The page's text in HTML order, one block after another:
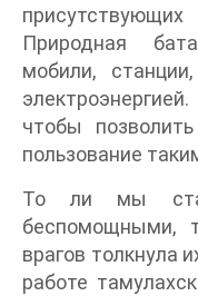
Природная
мобили,
чтобы
пользование
То ли мы
беспомощными,
врагов толкнула
работе